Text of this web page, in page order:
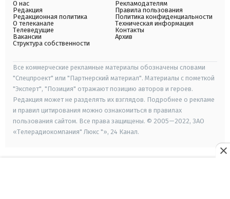
О нас
Редакция
Редакционная политика
О телеканале
Телеведущие
Вакансии
Структура собственности
Рекламодателям
Правила пользования
Политика конфиденциальности
Техническая информация
Контакты
Архив
Все коммерческие рекламные материалы обозначены словами
"Спецпроект" или "Партнерский материал". Материалы с пометкой
"Эксперт", "Позиция" отражают позицию авторов и героев.
Редакция может не разделять их взглядов. Подробнее о рекламе
и правил цитирования можно ознакомиться в правилах
пользования сайтом. Все права защищены. © 2005—2022, ЗАО
«Телерадиокомпания" Люкс "», 24 Канал.